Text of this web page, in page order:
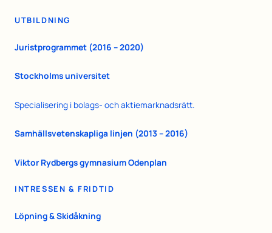
UTBILDNING
Juristprogrammet (2016 – 2020)
Stockholms universitet
Specialisering i bolags- och aktiemarknadsrätt.
Samhällsvetenskapliga linjen (2013 – 2016)
Viktor Rydbergs gymnasium Odenplan
INTRESSEN & FRIDTID
Löpning & Skidåkning